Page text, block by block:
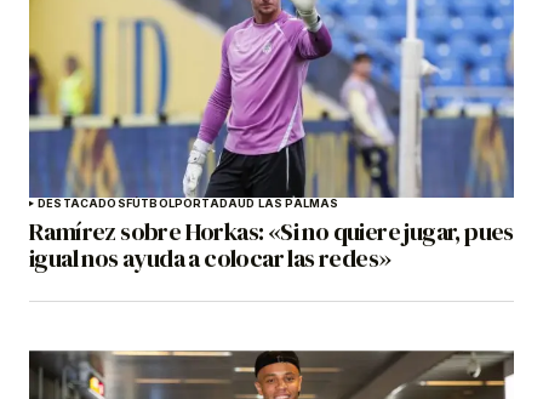
DESTACADOSFÚTBOLPORTADAUD LAS PALMAS
Ramírez sobre Horkas: «Si no quiere jugar, pues
igual nos ayuda a colocar las redes»